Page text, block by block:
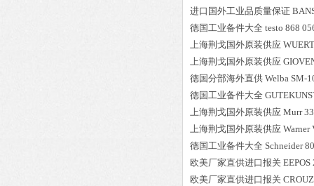
进口国外工业品质量保证
德国工业备件大全 testo 868
上海荆戈国外原装供应
上海荆戈国外原装供应
德国分部海外直供 Welba SM-
德国工业备件大全
上海荆戈国外原装供应 Murr
上海荆戈国外原装供应 Warner
德国工业备件大全 Schneider
欧美厂家直供进口报关 EEPOS
欧美厂家直供进口报关